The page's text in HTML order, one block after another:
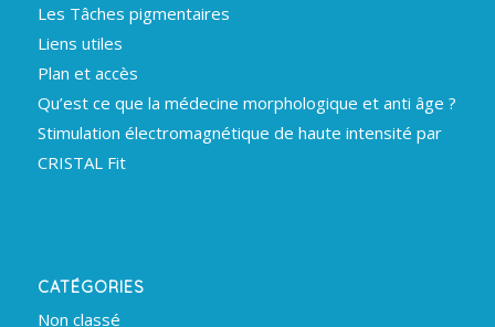
Les Tâches pigmentaires
Liens utiles
Plan et accès
Qu’est ce que la médecine morphologique et anti âge ?
Stimulation électromagnétique de haute intensité par
CRISTAL Fit
CATÉGORIES
Non classé